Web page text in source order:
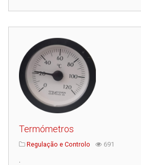
Termómetros
Regulação e Controlo 691
.